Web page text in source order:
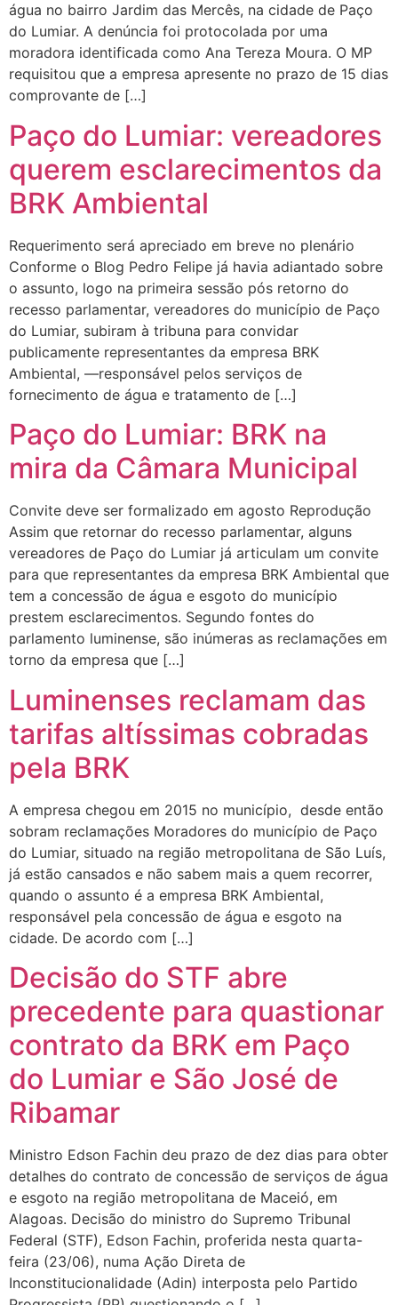
água no bairro Jardim das Mercês, na cidade de Paço
do Lumiar. A denúncia foi protocolada por uma
moradora identificada como Ana Tereza Moura. O MP
requisitou que a empresa apresente no prazo de 15 dias
comprovante de […]
Paço do Lumiar: vereadores
querem esclarecimentos da
BRK Ambiental
Requerimento será apreciado em breve no plenário
Conforme o Blog Pedro Felipe já havia adiantado sobre
o assunto, logo na primeira sessão pós retorno do
recesso parlamentar, vereadores do município de Paço
do Lumiar, subiram à tribuna para convidar
publicamente representantes da empresa BRK
Ambiental, ―responsável pelos serviços de
fornecimento de água e tratamento de […]
Paço do Lumiar: BRK na
mira da Câmara Municipal
Convite deve ser formalizado em agosto Reprodução
Assim que retornar do recesso parlamentar, alguns
vereadores de Paço do Lumiar já articulam um convite
para que representantes da empresa BRK Ambiental que
tem a concessão de água e esgoto do município
prestem esclarecimentos. Segundo fontes do
parlamento luminense, são inúmeras as reclamações em
torno da empresa que […]
Luminenses reclamam das
tarifas altíssimas cobradas
pela BRK
A empresa chegou em 2015 no município, desde então
sobram reclamações Moradores do município de Paço
do Lumiar, situado na região metropolitana de São Luís,
já estão cansados e não sabem mais a quem recorrer,
quando o assunto é a empresa BRK Ambiental,
responsável pela concessão de água e esgoto na
cidade. De acordo com […]
Decisão do STF abre
precedente para quastionar
contrato da BRK em Paço
do Lumiar e São José de
Ribamar
Ministro Edson Fachin deu prazo de dez dias para obter
detalhes do contrato de concessão de serviços de água
e esgoto na região metropolitana de Maceió, em
Alagoas. Decisão do ministro do Supremo Tribunal
Federal (STF), Edson Fachin, proferida nesta quarta-
feira (23/06), numa Ação Direta de
Inconstitucionalidade (Adin) interposta pelo Partido